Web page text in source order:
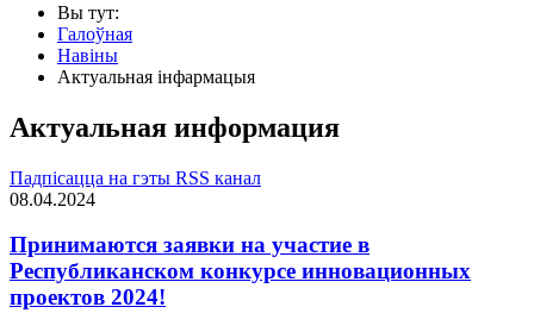
Вы тут:
Галоўная
Навіны
Актуальная інфармацыя
Актуальная информация
Падпісацца на гэты RSS канал
08.04.2024
Принимаются заявки на участие в
Республиканском конкурсе инновационных
проектов 2024!